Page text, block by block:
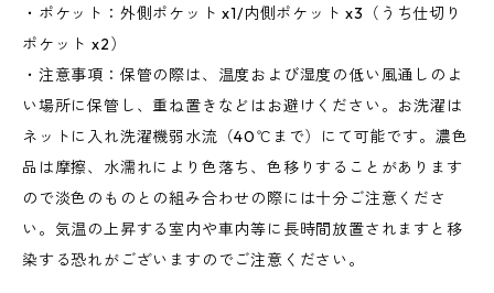
・ポケット：外側ポケット x1/内側ポケット x3（うち仕切り
ポケット x2）
・注意事項：保管の際は、温度および湿度の低い風通しのよ
い場所に保管し、重ね置きなどはお避けください。お洗濯は
ネットに入れ洗濯機弱水流（40℃まで）にて可能です。濃色
品は摩擦、水濡れにより色落ち、色移りすることがあります
ので淡色のものとの組み合わせの際には十分ご注意くださ
い。気温の上昇する室内や車内等に長時間放置されますと移
染する恐れがございますのでご注意ください。